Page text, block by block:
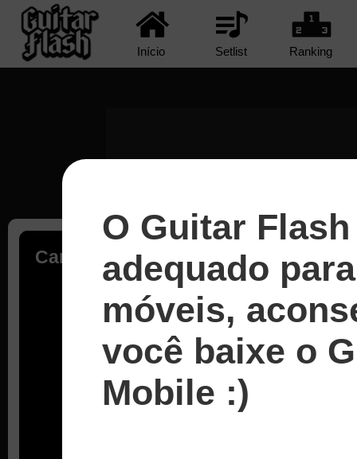
Início Setlist Ranking
Carregando...
O Guitar
adequado
móveis,
você baixe o
Mobile :)